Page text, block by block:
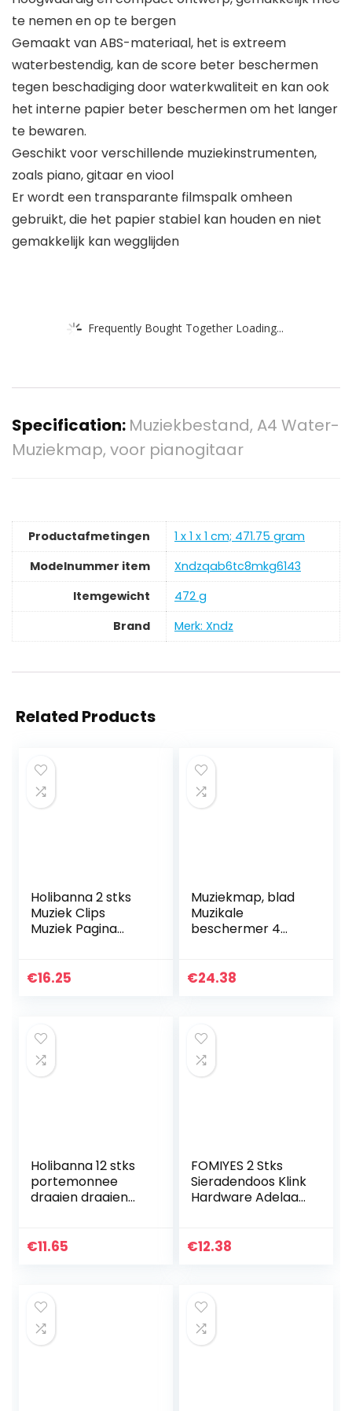
te nemen en op te bergen
Gemaakt van ABS-materiaal, het is extreem
waterbestendig, kan de score beter beschermen
tegen beschadiging door waterkwaliteit en kan ook
het interne papier beter beschermen om het langer
te bewaren.
Geschikt voor verschillende muziekinstrumenten,
zoals piano, gitaar en viool
Er wordt een transparante filmspalk omheen
gebruikt, die het papier stabiel kan houden en niet
gemakkelijk kan wegglijden
Frequently Bought Together Loading...
Specification: Muziekbestand, A4 Water-
Muziekmap, voor pianogitaar
Productafmetingen
‎1 x 1 x 1 cm; 471.75 gram
Modelnummer item
‎Xndzqab6tc8mkg6143
Itemgewicht
‎472 g
Brand
Merk: Xndz
Related Products
Holibanna 2 stks
Muziek Clips
Muziek Pagina
Pagina Wind Clips
€16.25
Muziekmap, blad
Muzikale
beschermer 4
van bestanden
€24.38
Holibanna 12 stks
portemonnee
draaien draaien
accessoires
€11.65
FOMIYES 2 Stks
Sieradendoos Klink
Hardware Adelaar
Meubels Houten
€12.38